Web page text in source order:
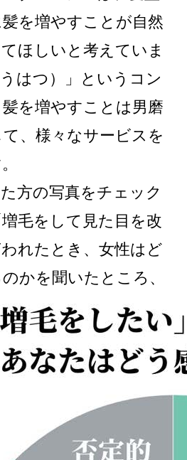
を増やすことが自然
ほしいと考えていま
はつ）」というコン
を増やすことは男磨
、様々なサービスを
方の写真をチェック
毛をして見た目を改
れたとき、女性はど
かを聞いたところ、